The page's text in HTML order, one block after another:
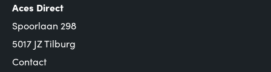
Aces Direct
Spoorlaan 298
5017 JZ Tilburg
Contact